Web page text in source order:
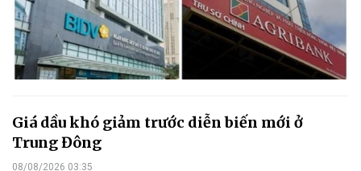
Giá dầu khó giảm trước diễn biến mới ở
Trung Đông
08/08/2026 03:35